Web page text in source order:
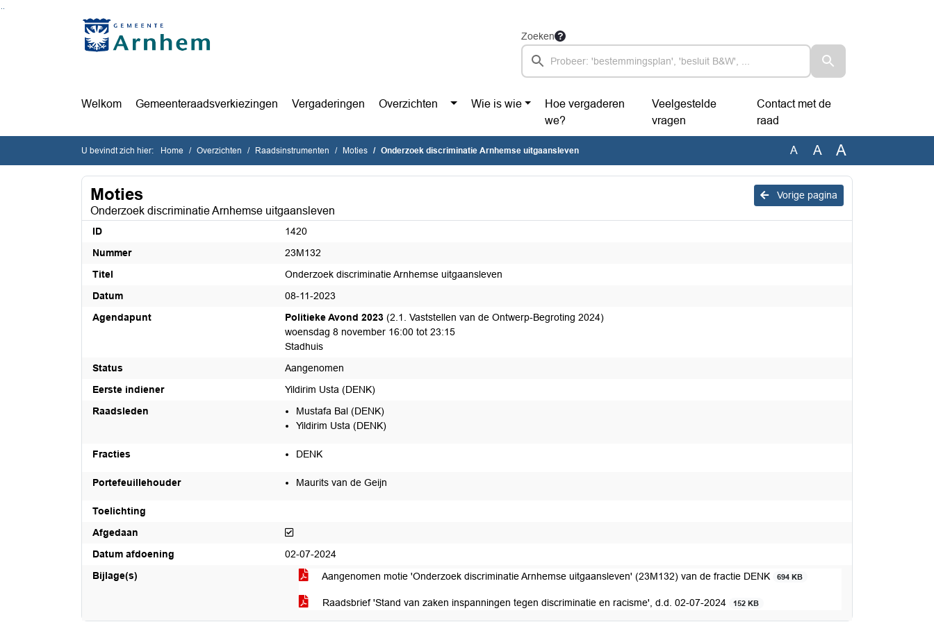
Ga naar de inhoud van deze pagina
Ga naar het zoeken
Ga naar het menu
Zoeken
Welkom Gemeenteraadsverkiezingen Vergaderingen Overzichten Wie is wie
Hoe vergaderen
we?
Veelgestelde
vragen
Contact met de
raad
U bevindt zich hier: Home Overzichten Raadsinstrumenten Moties Onderzoek discriminatie Arnhemse uitgaansleven A A A
Vorige pagina
Moties
Onderzoek discriminatie Arnhemse uitgaansleven
ID
1420
Nummer
23M132
Titel
Onderzoek discriminatie Arnhemse uitgaansleven
Datum
08-11-2023
Agendapunt
Politieke Avond 2023 (2.1. Vaststellen van de Ontwerp-Begroting 2024)
woensdag 8 november 16:00 tot 23:15
Stadhuis
Status
Aangenomen
Eerste indiener
Yildirim Usta (DENK)
Raadsleden
Mustafa Bal (DENK)
Yildirim Usta (DENK)
Fracties DENK
Portefeuillehouder Maurits van de Geijn
Toelichting
Afgedaan
Afgedaan
Datum afdoening
02-07-2024
Bijlage(s)
Aangenomen motie 'Onderzoek discriminatie Arnhemse uitgaansleven' (23M132) van de fractie DENK 694 KB
Raadsbrief 'Stand van zaken inspanningen tegen discriminatie en racisme', d.d. 02-07-2024 152 KB